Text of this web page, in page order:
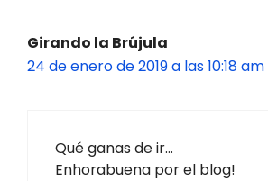
Girando la Brújula
24 de enero de 2019 a las 10:18 am
Qué ganas de ir…
Enhorabuena por el blog!